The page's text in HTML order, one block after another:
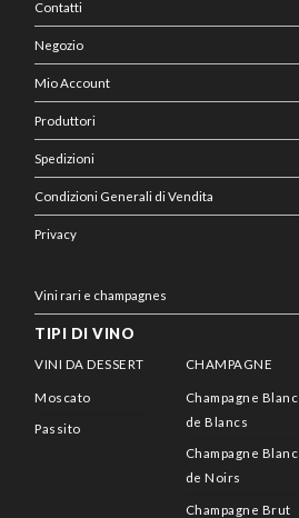
Contatti
Negozio
Mio Account
Produttori
Spedizioni
Condizioni Generali di Vendita
Privacy
Vini rari e champagnes
TIPI DI VINO
VINI DA DESSERT
Moscato
Passito
CHAMPAGNE
Champagne Blanc
de Blancs
Champagne Blanc
de Noirs
Champagne Brut